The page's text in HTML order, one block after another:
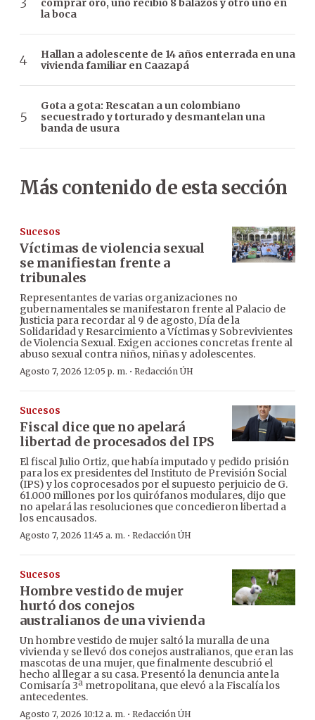
comprar oro, uno recibió 8 balazos y otro uno en
la boca
Hallan a adolescente de 14 años enterrada en una
vivienda familiar en Caazapá
Gota a gota: Rescatan a un colombiano
secuestrado y torturado y desmantelan una
banda de usura
Más contenido de esta sección
Sucesos
Víctimas de violencia sexual
se manifiestan frente a
tribunales
Representantes de varias organizaciones no
gubernamentales se manifestaron frente al Palacio de
Justicia para recordar al 9 de agosto, Día de la
Solidaridad y Resarcimiento a Víctimas y Sobrevivientes
de Violencia Sexual. Exigen acciones concretas frente al
abuso sexual contra niños, niñas y adolescentes.
Agosto 7, 2026 12:05 p. m. · Redacción ÚH
Sucesos
Fiscal dice que no apelará
libertad de procesados del IPS
El fiscal Julio Ortiz, que había imputado y pedido prisión
para los ex presidentes del Instituto de Previsión Social
(IPS) y los coprocesados por el supuesto perjuicio de G.
61.000 millones por los quirófanos modulares, dijo que
no apelará las resoluciones que concedieron libertad a
los encausados.
Agosto 7, 2026 11:45 a. m. · Redacción ÚH
Sucesos
Hombre vestido de mujer
hurtó dos conejos
australianos de una vivienda
Un hombre vestido de mujer saltó la muralla de una
vivienda y se llevó dos conejos australianos, que eran las
mascotas de una mujer, que finalmente descubrió el
hecho al llegar a su casa. Presentó la denuncia ante la
Comisaría 3ª metropolitana, que elevó a la Fiscalía los
antecedentes.
Agosto 7, 2026 10:12 a. m. · Redacción ÚH